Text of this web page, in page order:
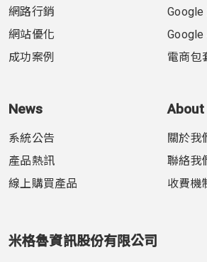
網路行銷
網站優化
成功案例
電商包
News
系統公告
產品熱訊
線上購買產品
About
關於我
聯絡我
收費機
米格魯資訊股份有限公司